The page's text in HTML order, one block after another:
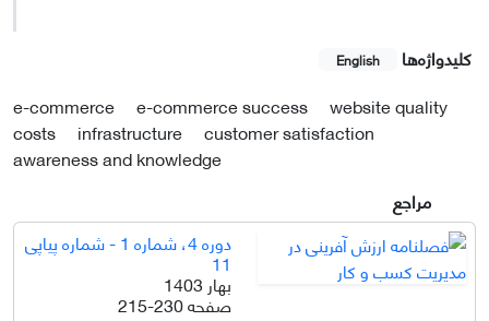
کلیدواژه‌ها English
e-commerce e-commerce success
website quality
costs
infrastructure
customer satisfaction
awareness and knowledge
مراجع
دوره 4، شماره 1 - شماره پیاپی
11
بهار 1403
صفحه215-230